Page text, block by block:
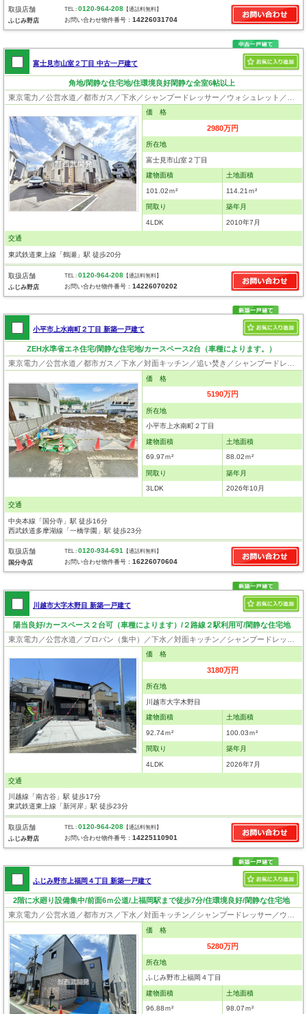
取扱店舗
ふじみ野店
TEL :0120-964-208 【通話料無料】
お問い合わせ物件番号：14226031704
富士見市山室２丁目 中古一戸建て
角地/閑静な住宅地/住環境良好閑静な全室6帖以上
価 格
2980万円
所在地
富士見市山室２丁目
建物面積
101.02ｍ²
土地面積
114.21ｍ²
間取り
4LDK
築年月
2010年7月
交通
東武鉄道東上線「鶴瀬」駅 徒歩20分
取扱店舗
ふじみ野店
TEL :0120-964-208 【通話料無料】
お問い合わせ物件番号：14226070202
小平市上水南町２丁目 新築一戸建て
ZEH水準省エネ住宅/閑静な住宅地/カースペース2台（車種によります。）
価 格
5190万円
所在地
小平市上水南町２丁目
建物面積
69.97ｍ²
土地面積
88.02ｍ²
間取り
3LDK
築年月
2026年10月
交通
中央本線「国分寺」駅 徒歩16分
西武鉄道多摩湖線「一橋学園」駅 徒歩23分
取扱店舗
国分寺店
TEL :0120-934-691 【通話料無料】
お問い合わせ物件番号：16226070604
川越市大字木野目 新築一戸建て
陽当良好/カースペース２台可（車種によります）/２路線２駅利用可/閑静な住宅地
価 格
3180万円
所在地
川越市大字木野目
建物面積
92.74ｍ²
土地面積
100.03ｍ²
間取り
4LDK
築年月
2026年7月
交通
川越線「南古谷」駅 徒歩17分
東武鉄道東上線「新河岸」駅 徒歩23分
取扱店舗
ふじみ野店
TEL :0120-964-208 【通話料無料】
お問い合わせ物件番号：14225110901
ふじみ野市上福岡４丁目 新築一戸建て
2階に水廻り設備集中/前面6ｍ公道/上福岡駅まで徒歩7分/住環境良好/閑静な住宅地
価 格
5280万円
所在地
ふじみ野市上福岡４丁目
建物面積
96.88ｍ²
土地面積
98.07ｍ²